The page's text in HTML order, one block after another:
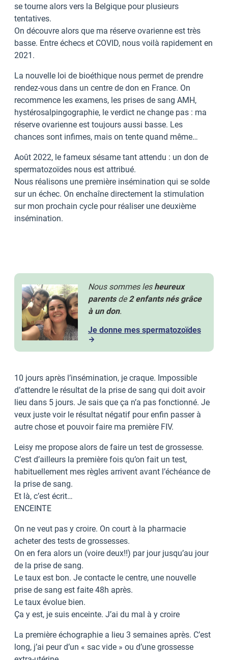
se tourne alors vers la Belgique pour plusieurs
tentatives.
On découvre alors que ma réserve ovarienne est très
basse. Entre échecs et COVID, nous voilà rapidement en
2021.
La nouvelle loi de bioéthique nous permet de prendre
rendez-vous dans un centre de don en France. On
recommence les examens, les prises de sang AMH,
hystérosalpingographie, le verdict ne change pas : ma
réserve ovarienne est toujours aussi basse. Les
chances sont infimes, mais on tente quand même…
Août 2022, le fameux sésame tant attendu : un don de
spermatozoïdes nous est attribué.
Nous réalisons une première insémination qui se solde
sur un échec. On enchaîne directement la stimulation
sur mon prochain cycle pour réaliser une deuxième
insémination.
Nous sommes les heureux
parentsde2 enfants nés grâce
à un don.
Je donne mes spermatozoïdes
10 jours après l’insémination, je craque. Impossible
d’attendre le résultat de la prise de sang qui doit avoir
lieu dans 5 jours. Je sais que ça n’a pas fonctionné. Je
veux juste voir le résultat négatif pour enfin passer à
autre chose et pouvoir faire ma première FIV.
Leisy me propose alors de faire un test de grossesse.
C’est d’ailleurs la première fois qu’on fait un test,
habituellement mes règles arrivent avant l’échéance de
la prise de sang.
Et là, c’est écrit…
ENCEINTE
On ne veut pas y croire. On court à la pharmacie
acheter des tests de grossesses.
On en fera alors un (voire deux!!) par jour jusqu’au jour
de la prise de sang.
Le taux est bon. Je contacte le centre, une nouvelle
prise de sang est faite 48h après.
Le taux évolue bien.
Ça y est, je suis enceinte. J’ai du mal à y croire
La première échographie a lieu 3 semaines après. C’est
long, j’ai peur d’un « sac vide » ou d’une grossesse